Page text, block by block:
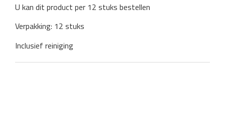
U kan dit product per 12 stuks bestellen
Verpakking: 12 stuks
Inclusief reiniging